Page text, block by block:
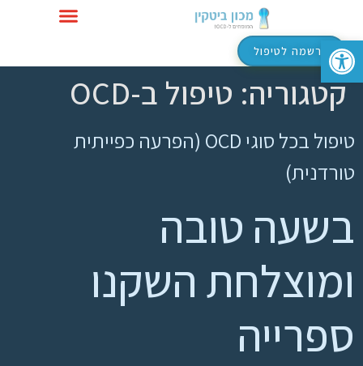
פתח סרגל נגישותהרשמה לטיפול
קטגוריה: טיפול ב-OCD
טיפול בכל סוגי OCD (הפרעה כפייתית
טורדנית)
בשעה טובה
ומוצלחת השקנו
ספרייה